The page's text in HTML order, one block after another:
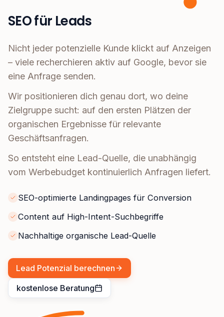
SEO für Leads
Nicht jeder potenzielle Kunde klickt auf Anzeigen
– viele recherchieren aktiv auf Google, bevor sie
eine Anfrage senden.
Wir positionieren dich genau dort, wo deine
Zielgruppe sucht: auf den ersten Plätzen der
organischen Ergebnisse für relevante
Geschäftsanfragen.
So entsteht eine Lead-Quelle, die unabhängig
vom Werbebudget kontinuierlich Anfragen liefert.
SEO-optimierte Landingpages für Conversion
Content auf High-Intent-Suchbegriffe
Nachhaltige organische Lead-Quelle
Lead Potenzial berechnen
kostenlose Beratung